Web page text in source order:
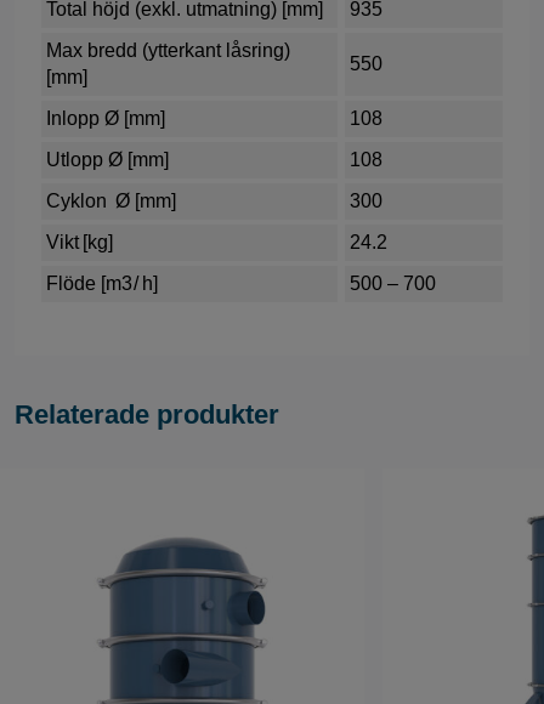
Total höjd (exkl. utmatning) [mm]
935
Max bredd (ytterkant låsring)
[mm]
550
Inlopp Ø [mm]
108
Utlopp Ø [mm]
108
Cyklon Ø [mm]
300
Vikt [kg]
24.2
Flöde [m3 / h]
500 – 700
Relaterade produkter